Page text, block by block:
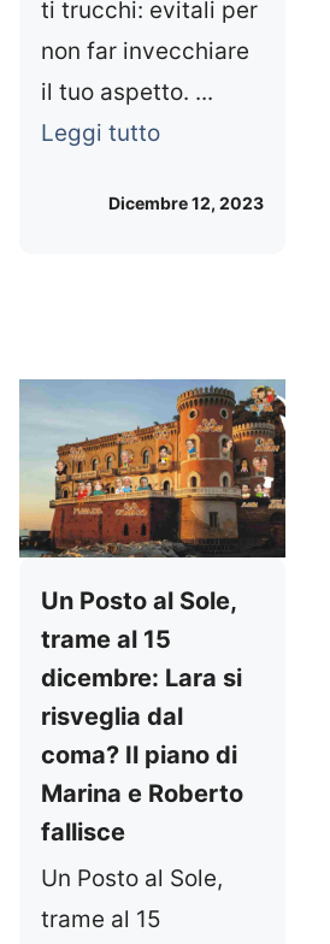
ti trucchi: evitali per
non far invecchiare
il tuo aspetto. ...
Leggi tutto
Dicembre 12, 2023
Un Posto al Sole,
trame al 15
dicembre: Lara si
risveglia dal
coma? Il piano di
Marina e Roberto
fallisce
Un Posto al Sole,
trame al 15